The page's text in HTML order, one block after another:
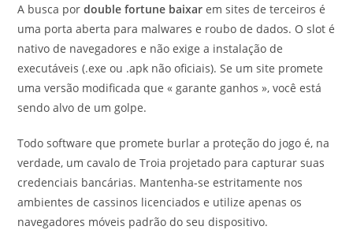
A busca pordouble fortune baixar em sites de terceiros é
uma porta aberta para malwares e roubo de dados. O slot é
nativo de navegadores e não exige a instalação de
executáveis (.exe ou .apk não oficiais). Se um site promete
uma versão modificada que « garante ganhos », você está
sendo alvo de um golpe.
Todo software que promete burlar a proteção do jogo é, na
verdade, um cavalo de Troia projetado para capturar suas
credenciais bancárias. Mantenha-se estritamente nos
ambientes de cassinos licenciados e utilize apenas os
navegadores móveis padrão do seu dispositivo.